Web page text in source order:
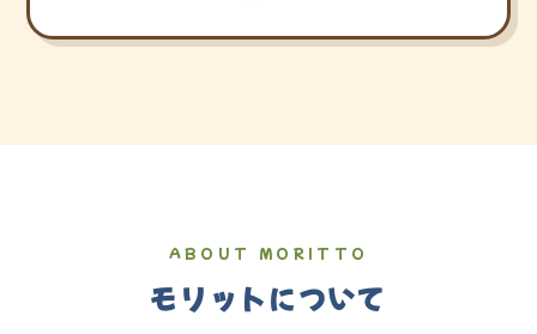
ABOUT MORITTO
モリットについて